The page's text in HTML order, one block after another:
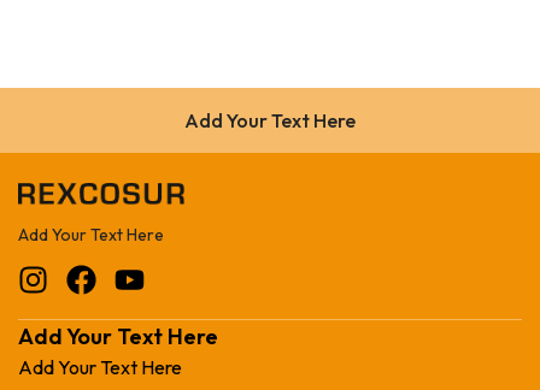
Add Your Text Here
Add Your Text Here
Add Your Text Here
Add Your Text Here